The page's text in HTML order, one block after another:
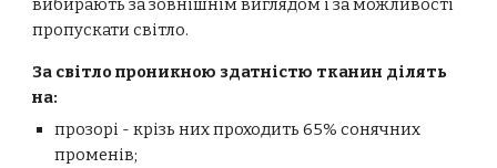
вибирають за зовнішнім виглядом і за можливості
пропускати світло.
За світло проникною здатністю тканин ділять
на:
прозорі - крізь них проходить 65% сонячних
променів;